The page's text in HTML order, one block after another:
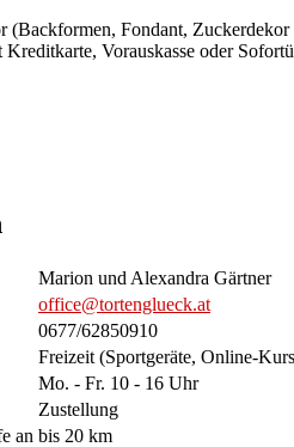
(Backformen, Fondant,
Vorauskasse oder
Marion und Alexandra Gärtner
office@tortenglueck.at
0677/62850910
Freizeit (Sportgeräte, Online-
Mo. - Fr. 10 - 16 Uhr
Zustellung
an bis 20 km